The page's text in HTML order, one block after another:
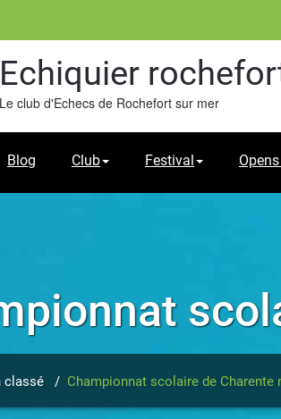
Echiquier
Le club d'Echecs de Rochefort sur mer
Blog Club Festival
classé / Championnat scolaire de Charente